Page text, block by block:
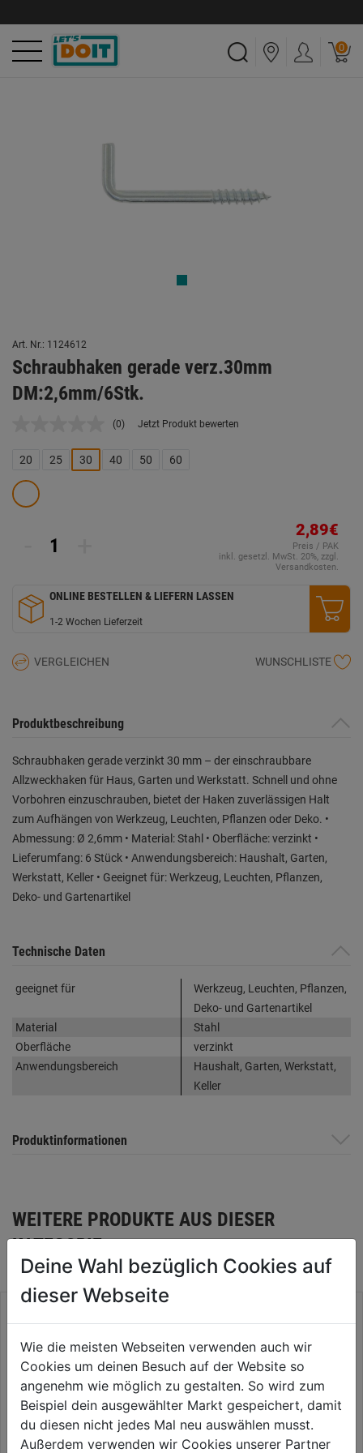
0
Art. Nr.: 1124612
Schraubhaken gerade verz.30mm
DM:2,6mm/6Stk.
Kein
Link
auf
(0) Jetzt Produkt bewerten
20 25 30 40 50 60
2,89€
Preis / PAK
inkl. gesetzl. MwSt. 20%, zzgl.
Versandkosten.
ONLINE BESTELLEN & LIEFERN LASSEN
1-2 Wochen Lieferzeit
VERGLEICHEN WUNSCHLISTE
Produktbeschreibung
Schraubhaken gerade verzinkt 30 mm – der einschraubbare
Allzweckhaken für Haus, Garten und Werkstatt. Schnell und ohne
Vorbohren einzuschrauben, bietet der Haken zuverlässigen Halt
zum Aufhängen von Werkzeug, Leuchten, Pflanzen oder Deko. •
Abmessung: Ø 2,6mm • Material: Stahl • Oberfläche: verzinkt •
Lieferumfang: 6 Stück • Anwendungsbereich: Haushalt, Garten,
Werkstatt, Keller • Geeignet für: Werkzeug, Leuchten, Pflanzen,
Deko- und Gartenartikel
Technische Daten
geeignet für
Werkzeug, Leuchten, Pflanzen,
Deko- und Gartenartikel
Material
Stahl
Oberfläche
verzinkt
Anwendungsbereich
Haushalt, Garten, Werkstatt,
Keller
Produktinformationen
WEITERE PRODUKTE AUS DIESER
KATEGORIE
SB Bilderhaken
0.0 (0)
Deine Wahl bezüglich Cookies auf
dieser Webseite
Wie die meisten Webseiten verwenden auch wir
Cookies um deinen Besuch auf der Website so
angenehm wie möglich zu gestalten. So wird zum
Beispiel dein ausgewählter Markt gespeichert, damit
du diesen nicht jedes Mal neu auswählen musst.
Außerdem verwenden wir Cookies unserer Partner